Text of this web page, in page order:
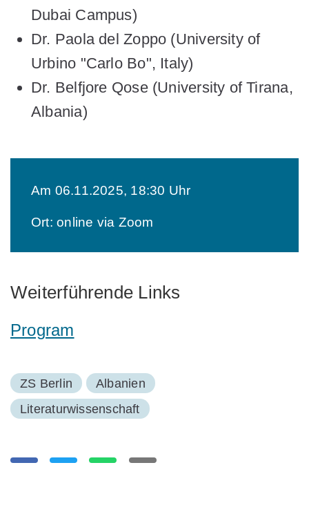
Dubai Campus)
Dr. Paola del Zoppo (University of
Urbino "Carlo Bo", Italy)
Dr. Belfjore Qose(University of Tirana,
Albania)
Am 06.11.2025, 18:30 Uhr
Ort: online via Zoom
Weiterführende Links
Program
ZS Berlin
Albanien
Literaturwissenschaft